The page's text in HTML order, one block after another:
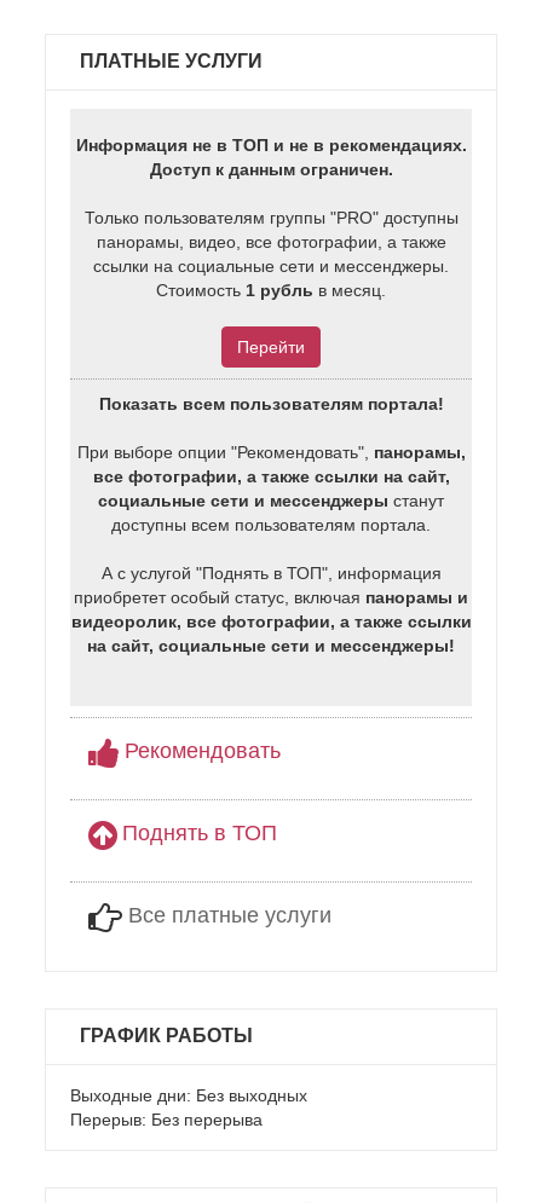
ПЛАТНЫЕ УСЛУГИ
Информация не в ТОП и не в рекомендациях.
Доступ к данным ограничен.
Только пользователям группы "PRO" доступны
панорамы, видео, все фотографии, а также
ссылки на социальные сети и мессенджеры.
Стоимость 1 рубль в месяц.
Перейти
Показать всем пользователям портала!
При выборе опции "Рекомендовать", панорамы,
все фотографии, а также ссылки на сайт,
социальные сети и мессенджеры станут
доступны всем пользователям портала.
А с услугой "Поднять в ТОП", информация
приобретет особый статус, включая панорамы и
видеоролик, все фотографии, а также ссылки
на сайт, социальные сети и мессенджеры!
Рекомендовать
Поднять в ТОП
Все платные услуги
ГРАФИК РАБОТЫ
Выходные дни: Без выходных
Перерыв: Без перерыва